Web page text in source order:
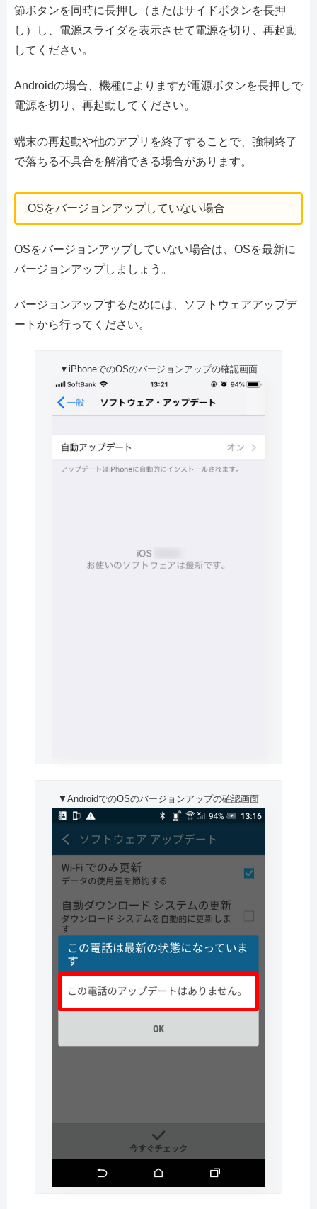
節ボタンを同時に長押し（またはサイドボタンを長押
し）し、電源スライダを表示させて電源を切り、再起動
してください。
Androidの場合、機種によりますが電源ボタンを長押しで
電源を切り、再起動してください。
端末の再起動や他のアプリを終了することで、強制終了
で落ちる不具合を解消できる場合があります。
OSをバージョンアップしていない場合
OSをバージョンアップしていない場合は、OSを最新に
バージョンアップしましょう。
バージョンアップするためには、ソフトウェアアップデ
ートから行ってください。
▼iPhoneでのOSのバージョンアップの確認画面
▼AndroidでのOSのバージョンアップの確認画面